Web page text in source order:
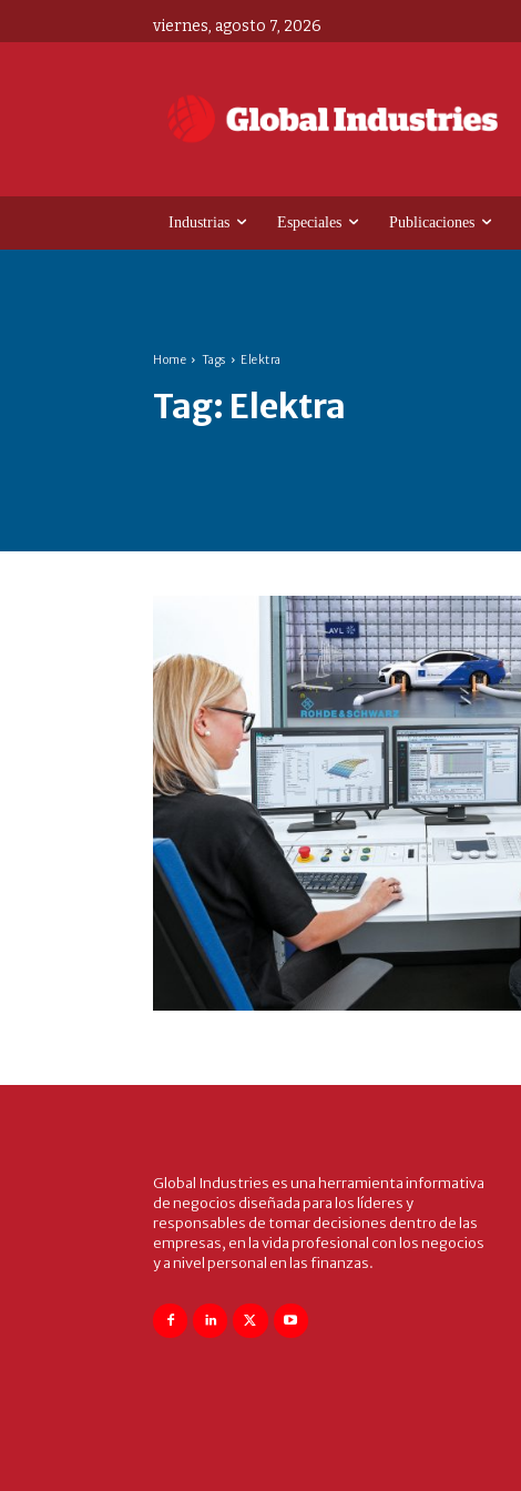
viernes, agosto 7, 2026
Industrias Especiales Publicaciones
Home Tags Elektra
Tag: Elektra
Global Industries es una herramienta informativa
de negocios diseñada para los líderes y
responsables de tomar decisiones dentro de las
empresas, en la vida profesional con los negocios
y a nivel personal en las finanzas.